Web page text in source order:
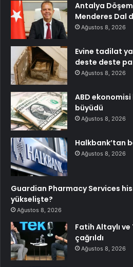
Antalya
Menderes Dal
Ağustos 8, 2026
Evine tadilat
deste deste
Ağustos 8, 2026
ABD
büyüdü
Ağustos 8, 2026
Halkbank’tan
Ağustos 8, 2026
Guardian Pharmacy Services
yükselişte?
Ağustos 8, 2026
Fatih Altaylı
çağrıldı
Ağustos 8, 2026